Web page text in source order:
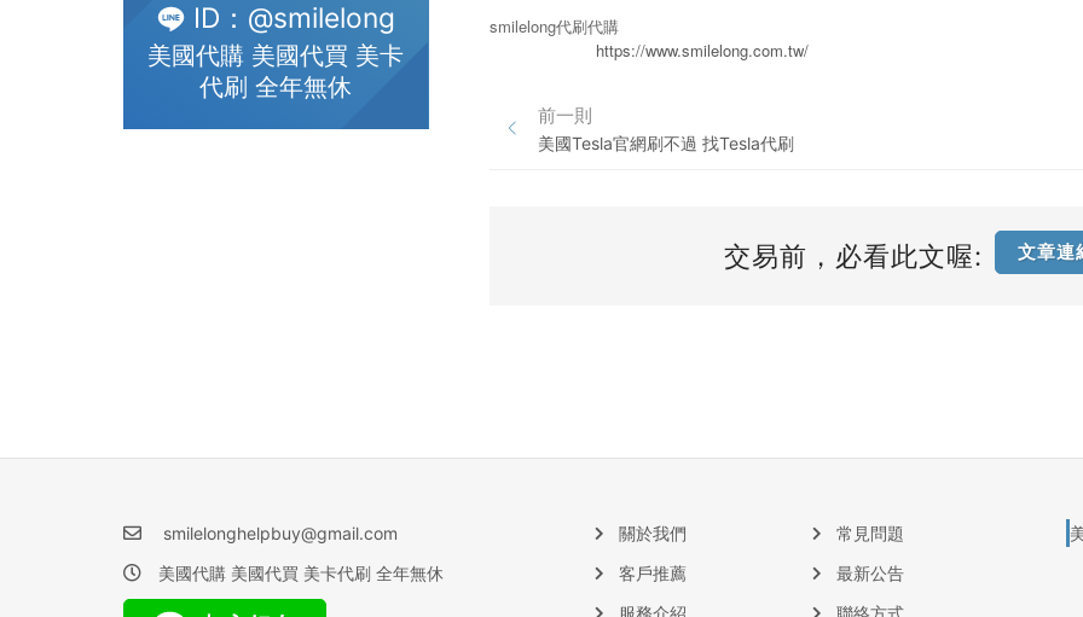
smilelong代刷代購
https://www.smilelong.com.tw/
前一則
美國Tesla官網刷不過 找Tesla代刷
交易前，必看此文喔: 文章連
ID：@smilelong
美國代購 美國代買 美卡
代刷 全年無休
smilelonghelpbuy@gmail.com
美國代購 美國代買 美卡代刷 全年無休
關於我們
客戶推薦
服務介紹
常見問題
最新公告
聯絡方式